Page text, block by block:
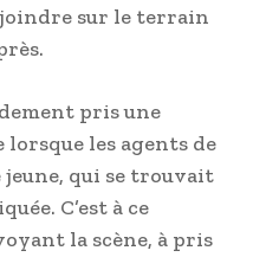
sur le terrain
pris une
les agents de
qui se trouvait
C’est à ce
la scène, à pris